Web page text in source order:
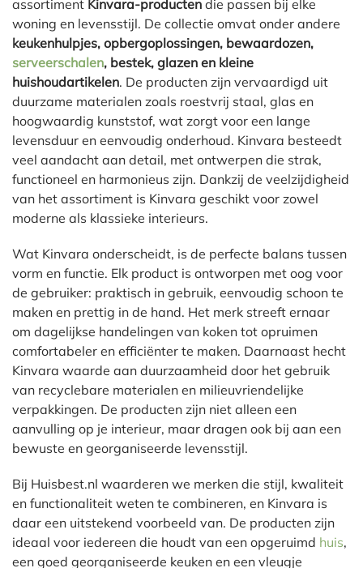
assortiment Kinvara-producten die passen bij elke
woning en levensstijl. De collectie omvat onder andere
keukenhulpjes, opbergoplossingen, bewaardozen,
serveerschalen, bestek, glazen en kleine
huishoudartikelen. De producten zijn vervaardigd uit
duurzame materialen zoals roestvrij staal, glas en
hoogwaardig kunststof, wat zorgt voor een lange
levensduur en eenvoudig onderhoud. Kinvara besteedt
veel aandacht aan detail, met ontwerpen die strak,
functioneel en harmonieus zijn. Dankzij de veelzijdigheid
van het assortiment is Kinvara geschikt voor zowel
moderne als klassieke interieurs.
Wat Kinvara onderscheidt, is de perfecte balans tussen
vorm en functie. Elk product is ontworpen met oog voor
de gebruiker: praktisch in gebruik, eenvoudig schoon te
maken en prettig in de hand. Het merk streeft ernaar
om dagelijkse handelingen van koken tot opruimen
comfortabeler en efficiënter te maken. Daarnaast hecht
Kinvara waarde aan duurzaamheid door het gebruik
van recyclebare materialen en milieuvriendelijke
verpakkingen. De producten zijn niet alleen een
aanvulling op je interieur, maar dragen ook bij aan een
bewuste en georganiseerde levensstijl.
Bij Huisbest.nl waarderen we merken die stijl, kwaliteit
en functionaliteit weten te combineren, en Kinvara is
daar een uitstekend voorbeeld van. De producten zijn
ideaal voor iedereen die houdt van een opgeruimd huis,
een goed georganiseerde keuken en een vleugje